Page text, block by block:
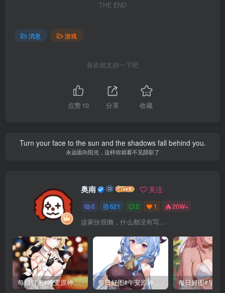
THE END
消息 游戏
喜欢就支持一下吧
点赞10 分享 收藏
Turn your face to the sun and the shadows fall behind you.
永远面向阳光，这样你就看不见阴影了
奥南 关注
0 621 2 1 20W+
这家伙很懒，什么都没有写...
每日好图#晚安原神【221015】 每日好图#午安原神【221014】